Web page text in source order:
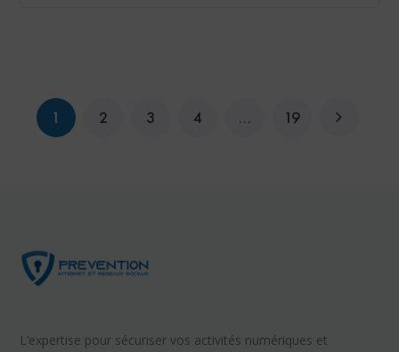
1 2 3 4 … 19
L’expertise pour sécuriser vos activités numériques et